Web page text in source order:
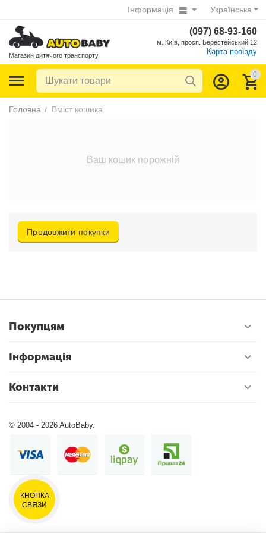
Українська
Інформація
Магазин дитячого транспорту
(097) 68-93-160
м. Київ, просп. Берестейський 12
Карта проїзду
0
Головна / Вміст кошика
Ваш кошик порожній
Продовжити покупки
Покупцям
Інформація
Контакти
© 2004 - 2026 AutoBaby.
КНОПКА
СВЯЗИ